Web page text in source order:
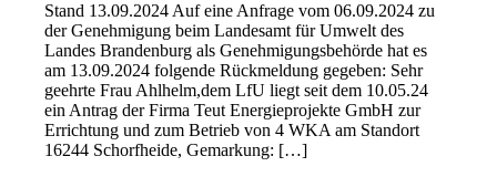
Stand 13.09.2024 Auf eine Anfrage vom 06.09.2024 zu
der Genehmigung beim Landesamt für Umwelt des
Landes Brandenburg als Genehmigungsbehörde hat es
am 13.09.2024 folgende Rückmeldung gegeben: Sehr
geehrte Frau Ahlhelm,dem LfU liegt seit dem 10.05.24
ein Antrag der Firma Teut Energieprojekte GmbH zur
Errichtung und zum Betrieb von 4 WKA am Standort
16244 Schorfheide, Gemarkung: […]